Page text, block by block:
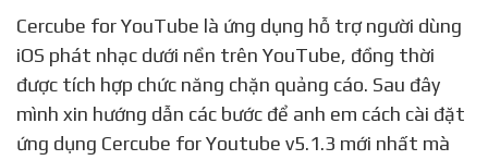
Cercube for YouTube là ứng dụng hỗ trợ người dùng
iOS phát nhạc dưới nền trên YouTube, đồng thời
được tích hợp chức năng chặn quảng cáo. Sau đây
mình xin hướng dẫn các bước để anh em cách cài đặt
ứng dụng Cercube for Youtube v5.1.3 mới nhất mà